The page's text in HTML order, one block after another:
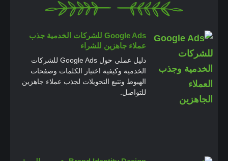
Google Ads للشركات الخدمية جذب
عملاء جاهزين للشراء
دليل عملي حول Google Ads للشركات
الخدمية وكيفية اختيار الكلمات وصفحات
الهبوط وتتبع التحويلات لجذب عملاء جاهزين
للتواصل.